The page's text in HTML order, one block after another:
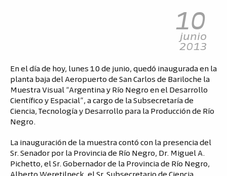
10
junio
2013
En el día de hoy, lunes 10 de junio, quedó inaugurada en la
planta baja del Aeropuerto de San Carlos de Bariloche la
Muestra Visual “Argentina y Río Negro en el Desarrollo
Científico y Espacial”, a cargo de la Subsecretaría de
Ciencia, Tecnología y Desarrollo para la Producción de Río
Negro.
La inauguración de la muestra contó con la presencia del
Sr. Senador por la Provincia de Río Negro, Dr. Miguel A.
Pichetto, el Sr. Gobernador de la Provincia de Río Negro,
Alberto Weretilneck, el Sr. Subsecretario de Ciencia,